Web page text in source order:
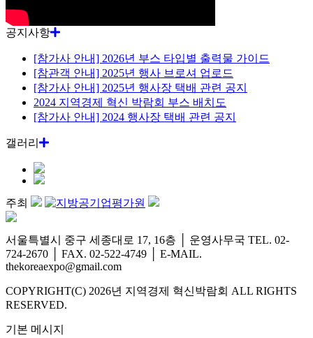
공지사항
[참가사 안내] 2026년 부스 타입별 출력물 가이드
[참관객 안내] 2025년 행사 브로셔 업로드
[참가사 안내] 2025년 행사장 택배 관련 공지
2024 지역경제 혁신 박람회 부스 배치도
[참가사 안내] 2024 행사장 택배 관련 공지
갤러리
주최
서울특별시 중구 세종대로 17, 16층
운영사무국 TEL. 02-
724-2670
FAX. 02-522-4749
E-MAIL.
thekoreaexpo@gmail.com
COPYRIGHT(C) 2026년 지역경제 혁신박람회 ALL RIGHTS
RESERVED.
기본 메시지